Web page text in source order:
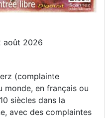
août 2026
(complainte
monde, en français ou
siècles dans la
avec des complaintes